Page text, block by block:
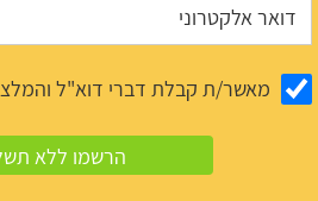
מאשר/ת קבלת דברי דוא"ל